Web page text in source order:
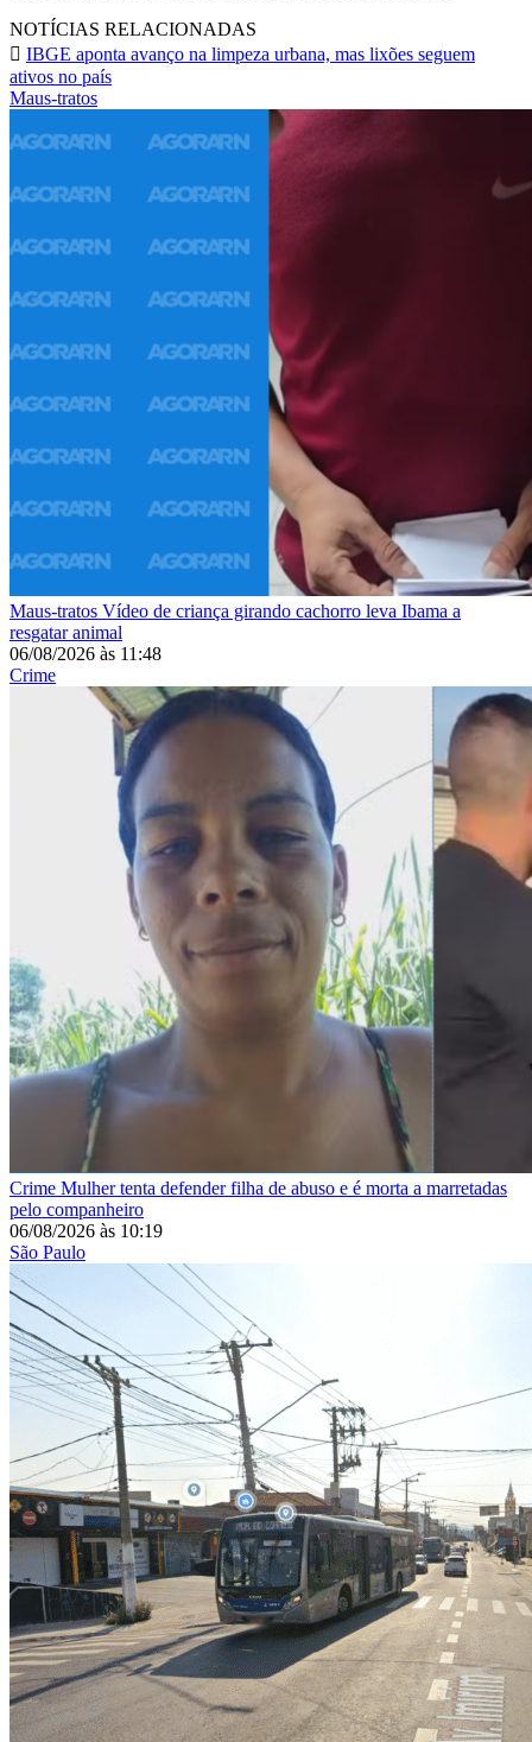
NOTÍCIAS RELACIONADAS
IBGE aponta avanço na limpeza urbana, mas lixões seguem
ativos no país
Maus-tratos
Maus-tratos Vídeo de criança girando cachorro leva Ibama a
resgatar animal
06/08/2026 às 11:48
Crime
Crime Mulher tenta defender filha de abuso e é morta a marretadas
pelo companheiro
06/08/2026 às 10:19
São Paulo